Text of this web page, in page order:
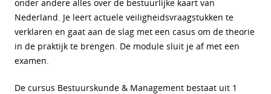
onder andere alles over de bestuurlijke kaart van
Nederland. Je leert actuele veiligheidsvraagstukken te
verklaren en gaat aan de slag met een casus om de theorie
in de praktijk te brengen. De module sluit je af met een
examen.
De cursus Bestuurskunde & Management bestaat uit 1